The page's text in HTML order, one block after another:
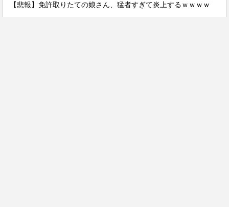
【悲報】免許取りたての娘さん、猛者すぎて炎上するｗｗｗｗ